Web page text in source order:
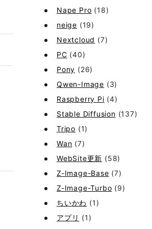
Nape Pro (18)
neige (19)
Nextcloud (7)
PC (40)
Pony (26)
Qwen-Image (3)
Raspberry Pi (4)
Stable Diffusion (137)
Tripo (1)
Wan (7)
WebSite更新 (58)
Z-Image-Base (7)
Z-Image-Turbo (9)
ちいかわ (1)
アプリ (1)